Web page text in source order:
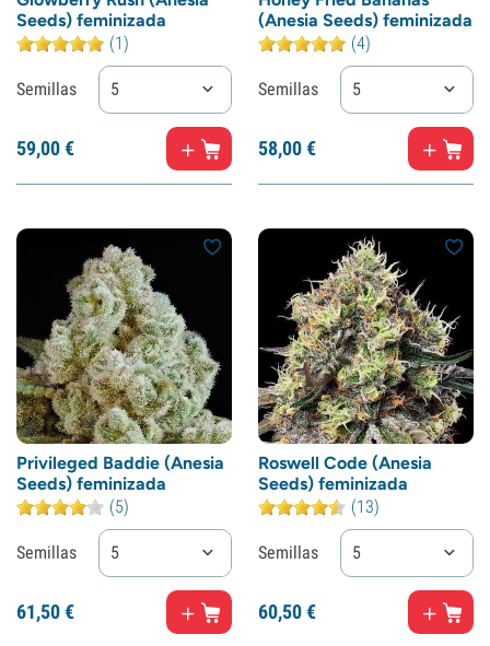
Seeds) feminizada
(1)
Semillas 5
59,00€
(Anesia Seeds) feminizada
(4)
Semillas 5
58,00€
Privileged Baddie (Anesia
Seeds) feminizada
(5)
Semillas 5
61,50€
Roswell Code (Anesia
Seeds) feminizada
(13)
Semillas 5
60,50€